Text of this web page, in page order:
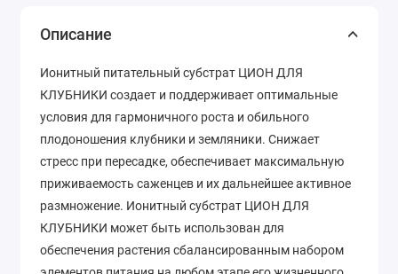
Описание
Ионитный питательный субстрат ЦИОН ДЛЯ
КЛУБНИКИ создает и поддерживает оптимальные
условия для гармоничного роста и обильного
плодоношения клубники и земляники. Снижает
стресс при пересадке, обеспечивает максимальную
приживаемость саженцев и их дальнейшее активное
размножение. Ионитный субстрат ЦИОН ДЛЯ
КЛУБНИКИ может быть использован для
обеспечения растения сбалансированным набором